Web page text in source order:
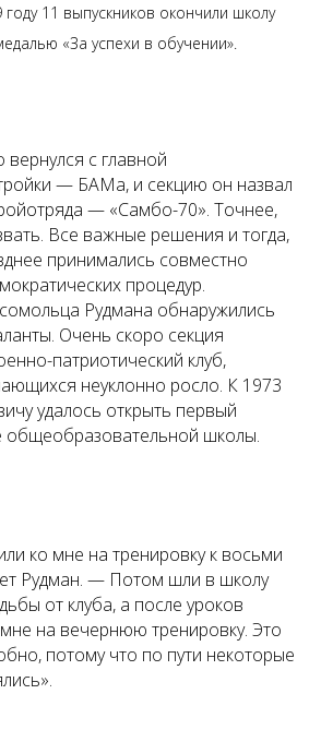
11 выпускников окончили школу
«За успехи в обучении».
вернулся с главной
— БАМа, и секцию он назвал
— «Самбо-70». Точнее,
Все важные решения и тогда,
принимались совместно
процедур.
Рудмана обнаружились
Очень скоро секция
патриотический клуб,
неуклонно росло. К 1973
удалось открыть первый
общеобразовательной школы.
ко мне на тренировку к восьми
Рудман. — Потом шли в школу
от клуба, а после уроков
на вечернюю тренировку. Это
потому что по пути некоторые